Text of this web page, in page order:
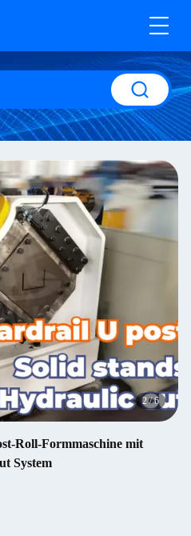
2/6
Roll-Formmaschine mit
System